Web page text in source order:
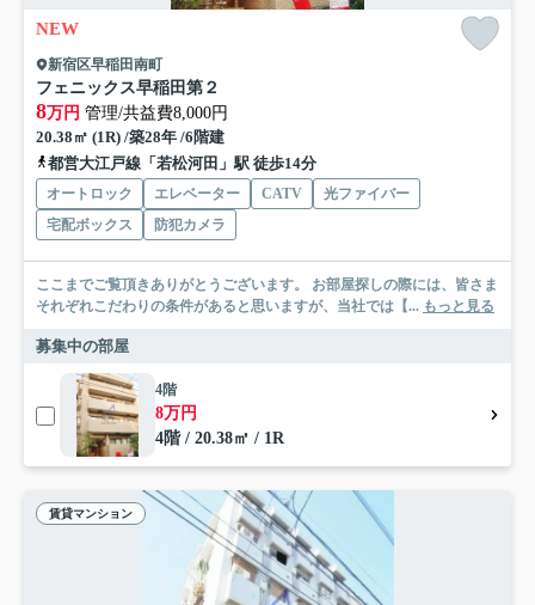
NEW
新宿区早稲田南町
フェニックス早稲田第２
8万円 管理/共益費8,000円
20.38㎡ (1R) /築28年 /6階建
都営大江戸線「若松河田」駅 徒歩14分
オートロック エレベーター CATV
光ファイバー
宅配ボックス
防犯カメラ
ここまでご覧頂きありがとうございます。 お部屋探しの際には、皆さま
それぞれこだわりの条件があると思いますが、当社では【... もっと見る
募集中の部屋
4階
8万円
4階 / 20.38㎡ / 1R
賃貸マンション